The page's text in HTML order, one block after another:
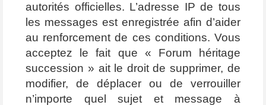
autorités officielles. L’adresse IP de tous
les messages est enregistrée afin d’aider
au renforcement de ces conditions. Vous
acceptez le fait que « Forum héritage
succession » ait le droit de supprimer, de
modifier, de déplacer ou de verrouiller
n’importe quel sujet et message à